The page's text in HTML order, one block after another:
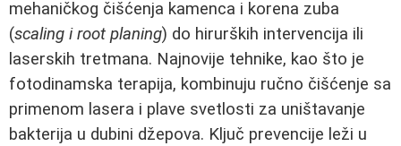
mehaničkog čišćenja kamenca i korena zuba
(scaling i root planing) do hirurških intervencija ili
laserskih tretmana. Najnovije tehnike, kao što je
fotodinamska terapija, kombinuju ručno čišćenje sa
primenom lasera i plave svetlosti za uništavanje
bakterija u dubini džepova. Ključ prevencije leži u